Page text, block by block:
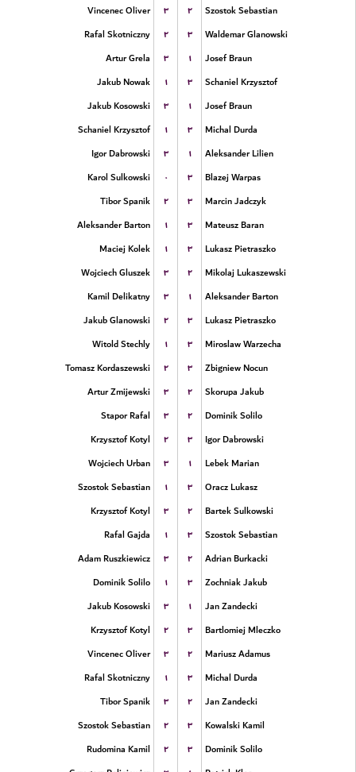
Vincenec Oliver
۳ ۲
Szostok Sebastian
Rafal Skotniczny
۲ ۳
Waldemar Glanowski
Artur Grela
۳ ۱
Josef Braun
Jakub Nowak
۱ ۳
Schaniel Krzysztof
Jakub Kosowski
۳ ۱
Josef Braun
Schaniel Krzysztof
۱ ۳
Michal Durda
Igor Dabrowski
۳ ۱
Aleksander Lilien
Karol Sulkowski
۰ ۳
Blazej Warpas
Tibor Spanik
۲ ۳
Marcin Jadczyk
Aleksander Barton
۱ ۳
Mateusz Baran
Maciej Kolek
۱ ۳
Lukasz Pietraszko
Wojciech Gluszek
۳ ۲
Mikolaj Lukaszewski
Kamil Delikatny
۳ ۱
Aleksander Barton
Jakub Glanowski
۲ ۳
Lukasz Pietraszko
Witold Stechly
۱ ۳
Miroslaw Warzecha
Tomasz Kordaszewski
۲ ۳
Zbigniew Nocun
Artur Zmijewski
۳ ۲
Skorupa Jakub
Stapor Rafal
۳ ۲
Dominik Solilo
Krzysztof Kotyl
۲ ۳
Igor Dabrowski
Wojciech Urban
۳ ۱
Lebek Marian
Szostok Sebastian
۱ ۳
Oracz Lukasz
Krzysztof Kotyl
۳ ۲
Bartek Sulkowski
Rafal Gajda
۱ ۳
Szostok Sebastian
Adam Ruszkiewicz
۳ ۲
Adrian Burkacki
Dominik Solilo
۱ ۳
Zochniak Jakub
Jakub Kosowski
۳ ۱
Jan Zandecki
Krzysztof Kotyl
۲ ۳
Bartlomiej Mleczko
Vincenec Oliver
۳ ۲
Mariusz Adamus
Rafal Skotniczny
۱ ۳
Michal Durda
Tibor Spanik
۳ ۲
Jan Zandecki
Szostok Sebastian
۲ ۳
Kowalski Kamil
Rudomina Kamil
۲ ۳
Dominik Solilo